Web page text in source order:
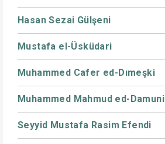
Hasan Sezai Gülşeni
Mustafa el-Üsküdari
Muhammed Cafer ed-Dımeşki
Muhammed Mahmud ed-Damuni
Seyyid Mustafa Rasim Efendi